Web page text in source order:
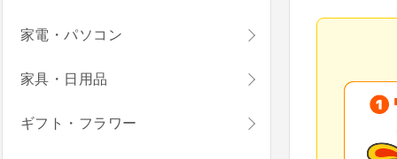
家電・パソコン
家具・日用品
ギフト・フラワー